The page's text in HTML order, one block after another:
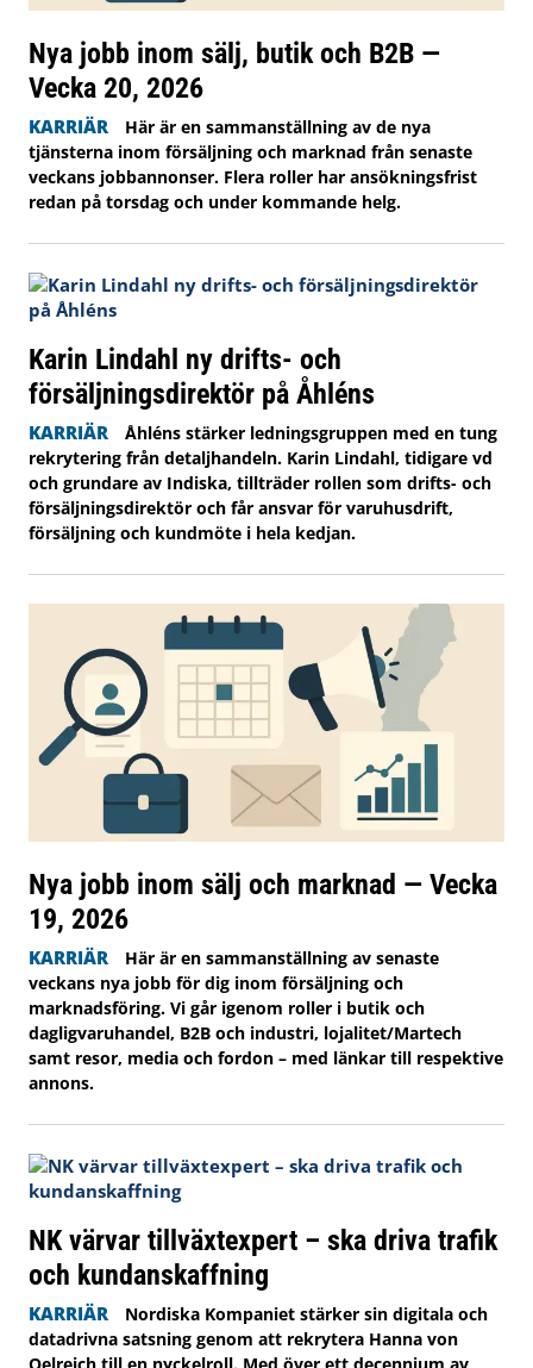
Nya jobb inom sälj, butik och B2B —
Vecka 20, 2026
KARRIÄR
Här är en sammanställning av de nya
tjänsterna inom försäljning och marknad från senaste
veckans jobbannonser. Flera roller har ansökningsfrist
redan på torsdag och under kommande helg.
Karin Lindahl ny drifts- och
försäljningsdirektör på Åhléns
KARRIÄR
Åhléns stärker ledningsgruppen med en tung
rekrytering från detaljhandeln. Karin Lindahl, tidigare vd
och grundare av Indiska, tillträder rollen som drifts- och
försäljningsdirektör och får ansvar för varuhusdrift,
försäljning och kundmöte i hela kedjan.
Nya jobb inom sälj och marknad — Vecka
19, 2026
KARRIÄR
Här är en sammanställning av senaste
veckans nya jobb för dig inom försäljning och
marknadsföring. Vi går igenom roller i butik och
dagligvaruhandel, B2B och industri, lojalitet/Martech
samt resor, media och fordon – med länkar till respektive
annons.
NK värvar tillväxtexpert – ska driva trafik
och kundanskaffning
KARRIÄR
Nordiska Kompaniet stärker sin digitala och
datadrivna satsning genom att rekrytera Hanna von